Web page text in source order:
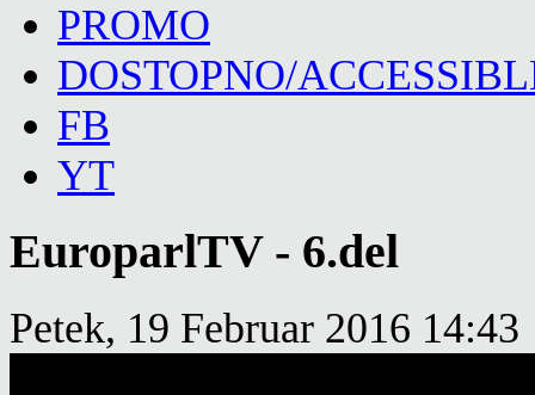
PROMO
DOSTOPNO/
FB
YT
EuroparlTV - 6.del
Petek, 19 Februar 2016 14:43